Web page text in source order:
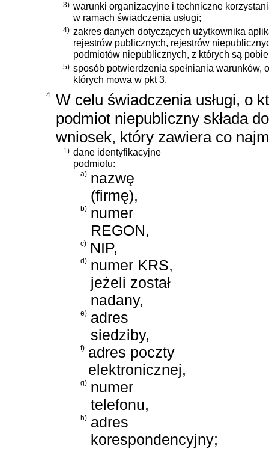
3) warunki organizacyjne i techniczne
w ramach świadczenia usługi;
4) zakres danych dotyczących użytkownika
rejestrów publicznych, rejestrów
podmiotów niepublicznych, z których są
5) sposób potwierdzenia spełniania warunków, o
których mowa w pkt 3.
4. W celu świadczenia usługi, o
podmiot niepubliczny składa
wniosek, który zawiera co
1) dane identyfikacyjne
podmiotu:
a) nazwę
(firmę),
b) numer
REGON,
c) NIP,
d) numer KRS,
jeżeli został
nadany,
e) adres
siedziby,
f) adres poczty
elektronicznej,
g) numer
telefonu,
h) adres
korespondencyjny;